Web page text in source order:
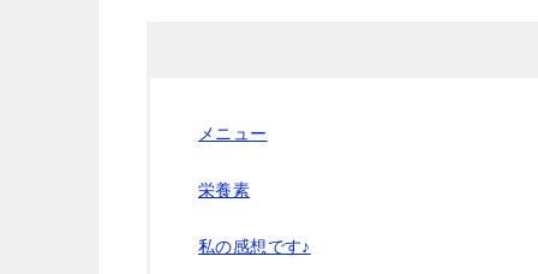
メニュー
栄養素
私の感想です♪